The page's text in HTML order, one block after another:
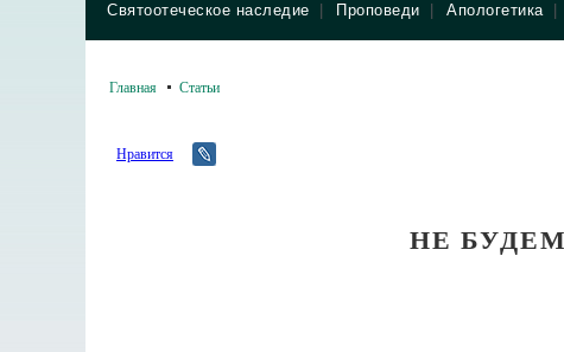
Святоотеческое наследие Проповеди Апологетика
Главная Статьи
Нравится
НЕ